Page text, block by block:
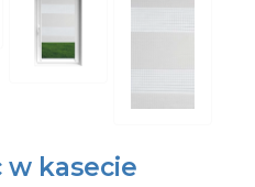
w kasecie